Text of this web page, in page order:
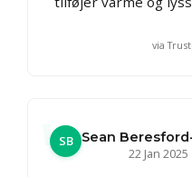
via
SB Sean
22 Jan 2025